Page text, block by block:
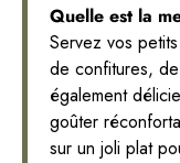
Quelle est la
Servez vos
de confitures,
également
goûter
sur un joli plat